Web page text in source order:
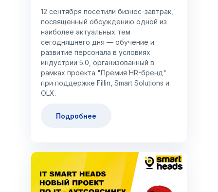
12 сентября посетили бизнес-завтрак,
посвященный обсуждению одной из
наиболее актуальных тем
сегодняшнего дня — обучение и
развитие персонала в условиях
индустрии 5.0, организованный в
рамках проекта "Премия HR-бренд"
при поддержке Fillin, Smart Solutions и
OLX.
Подробнее